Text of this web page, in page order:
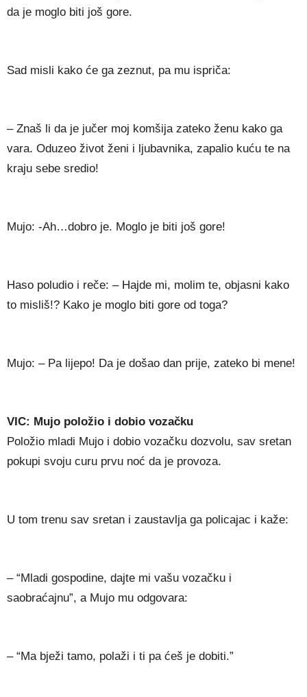
da je moglo biti još gore.
Sad misli kako će ga zeznut, pa mu ispriča:
– Znaš li da je jučer moj komšija zateko ženu kako ga
vara. Oduzeo život ženi i ljubavnika, zapalio kuću te na
kraju sebe sredio!
Mujo: -Ah…dobro je. Moglo je biti još gore!
Haso poludio i reče: – Hajde mi, molim te, objasni kako
to misliš!? Kako je moglo biti gore od toga?
Mujo: – Pa lijepo! Da je došao dan prije, zateko bi mene!
VIC: Mujo položio i dobio vozačku
Položio mladi Mujo i dobio vozačku dozvolu, sav sretan
pokupi svoju curu prvu noć da je provoza.
U tom trenu sav sretan i zaustavlja ga policajac i kaže:
– “Mladi gospodine, dajte mi vašu vozačku i
saobraćajnu”, a Mujo mu odgovara:
– “Ma bježi tamo, polaži i ti pa ćeš je dobiti.”